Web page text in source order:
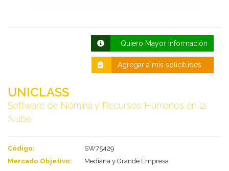
Al enviar este formulario aceptas nuestra
política de tratamiento datos personales.
Quiero Mayor Información
Agregar a mis solicitudes
UNICLASS
Software de Nómina y Recursos Humanos en la
Nube
Código:
SW75429
Mercado Objetivo:
Mediana y Grande Empresa